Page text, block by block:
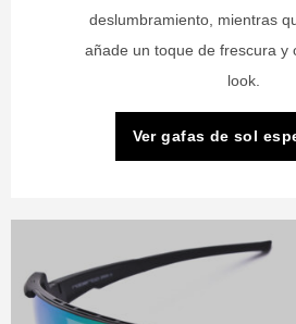
deslumbramiento, mientras
añade un toque de frescura y
look.
Ver gafas de sol